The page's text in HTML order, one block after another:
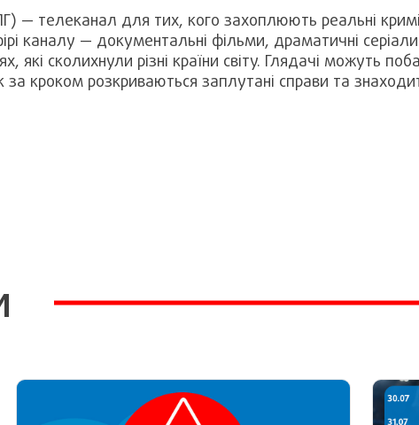
— телеканал для тих, кого захоплюють реальні
каналу — документальні фільми, драматичні
які сколихнули різні країни світу. Глядачі можуть
за кроком розкриваються заплутані справи та